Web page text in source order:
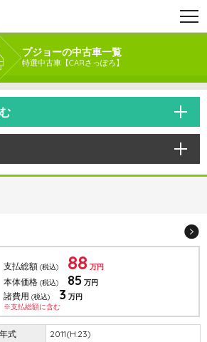
プジョーの中古車一覧
特選中古車【CARさっぽろ】
支払総額 (税込) 88 万円
本体価格 (税込) 85 万円
諸費用 (税込) 3 万円
※支払総額に含む
2011(H.23)